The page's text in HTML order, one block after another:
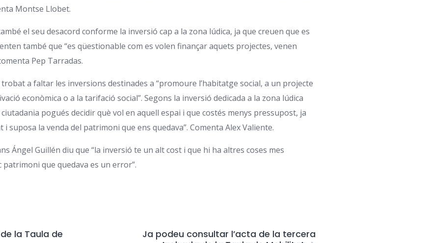
Montse Llobet.
el seu desacord conforme la inversió cap a la zona lúdica, ja que creuen que es
també que “es qüestionable com es volen finançar aquets projectes, venen
Pep Tarradas.
a faltar les inversions destinades a “promoure l’habitatge social, a un projecte
econòmica o a la tarifació social”. Segons la inversió dedicada a la zona lúdica
pogués decidir què vol en aquell espai i que costés menys pressupost, ja
suposa la venda del patrimoni que ens quedava”. Comenta Alex Valiente.
Ángel Guillén diu que “la inversió te un alt cost i que hi ha altres coses mes
que quedava es un error”.
la Taula de
Ja podeu consultar l’acta de la tercera